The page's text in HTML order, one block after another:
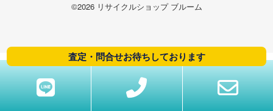
©2026 リサイクルショップ ブルーム
査定・問合せお待ちしております